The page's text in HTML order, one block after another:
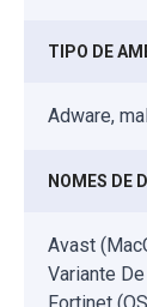
TIPO DE
Adware,
NOMES DE
Avast
Variante